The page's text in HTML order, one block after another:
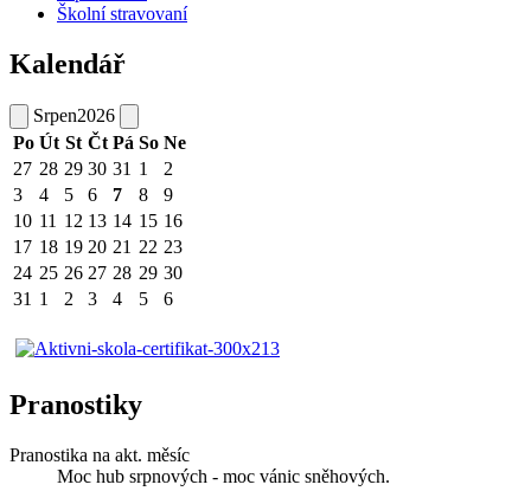
Školní stravovaní
Kalendář
Srpen2026
Po Út St Čt Pá So Ne
27 28 29 30 31 1
2
3
4 5 6 7 8
9
10 11 12 13 14 15 16
17 18 19 20 21 22 23
24 25 26 27 28 29 30
31 1 2 3 4 5 6
Pranostiky
Pranostika na akt. měsíc
Moc hub srpnových - moc vánic sněhových.